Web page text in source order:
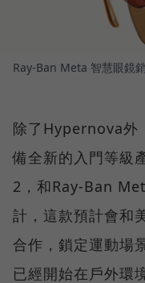
Ray-Ban Meta 智慧眼鏡銷
除了Hypernova外
備全新的入門等級
2，和Ray-Ban
計，這款預計會和
合作，鎖定運動場
已經開始在戶外環